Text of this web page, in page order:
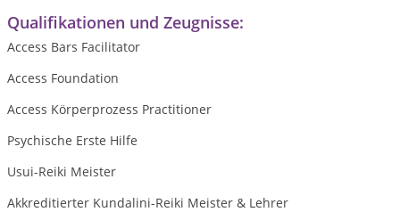
Qualifikationen und Zeugnisse:
Access Bars Facilitator
Access Foundation
Access Körperprozess Practitioner
Psychische Erste Hilfe
Usui-Reiki Meister
Akkreditierter Kundalini-Reiki Meister & Lehrer